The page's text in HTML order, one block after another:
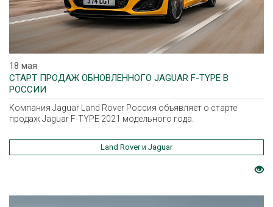
18 мая
СТАРТ ПРОДАЖ ОБНОВЛЕННОГО JAGUAR F-TYPE В
РОССИИ
Компания Jaguar Land Rover Россия объявляет о старте
продаж Jaguar F-TYPE 2021 модельного года.
Land Rover и Jaguar